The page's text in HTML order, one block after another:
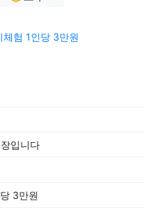
험 1인당 3만원
입니다
3만원